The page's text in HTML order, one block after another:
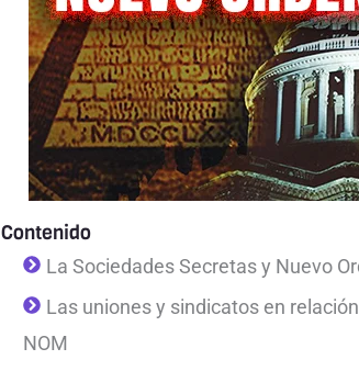
Contenido
La Sociedades Secretas y Nuevo
Las uniones y sindicatos en
NOM